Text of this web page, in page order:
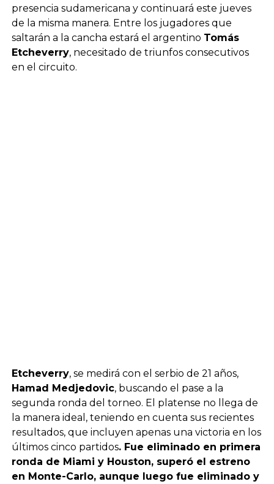
presencia sudamericana y continuará este jueves
de la misma manera. Entre los jugadores que
saltarán a la cancha estará el argentino Tomás
Etcheverry, necesitado de triunfos consecutivos
en el circuito.
Etcheverry, se medirá con el serbio de 21 años,
Hamad Medjedovic, buscando el pase a la
segunda ronda del torneo. El platense no llega de
la manera ideal, teniendo en cuenta sus recientes
resultados, que incluyen apenas una victoria en los
últimos cinco partidos. Fue eliminado en primera
ronda de Miami y Houston, superó el estreno
en Monte-Carlo, aunque luego fue eliminado y